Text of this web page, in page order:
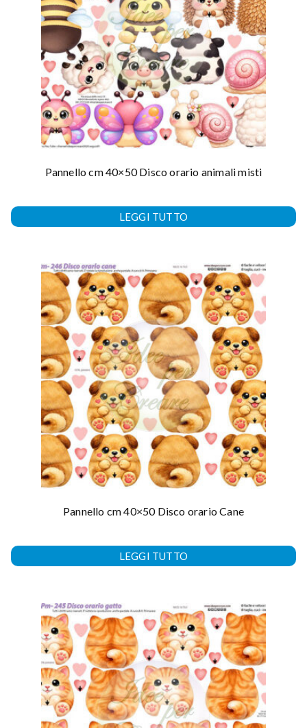
Pannello cm 40×50 Disco orario animali misti
LEGGI TUTTO
Pannello cm 40×50 Disco orario Cane
LEGGI TUTTO